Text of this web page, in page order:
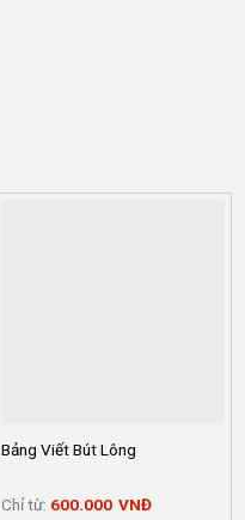
Bảng Viết Bút Lông
Chỉ từ: 600.000 VNĐ